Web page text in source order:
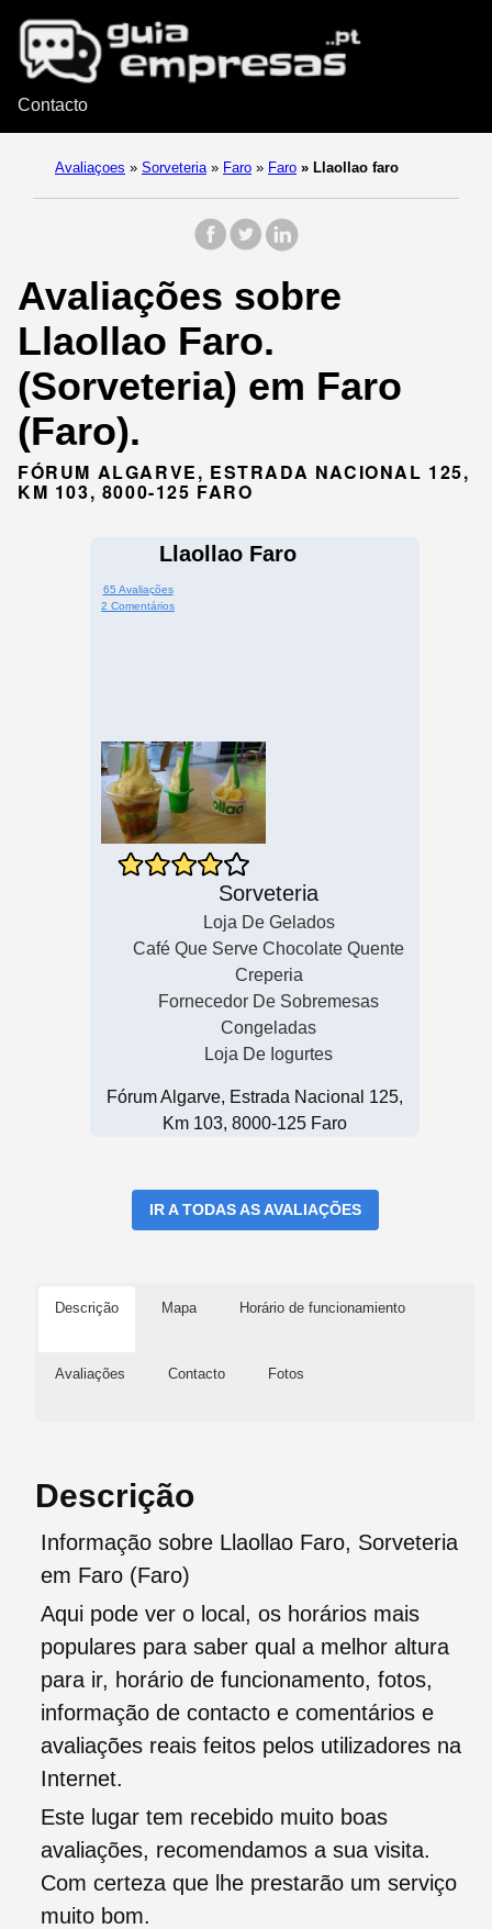
Contacto
Avaliaçoes » Sorveteria » Faro » Faro » Llaollao faro
Avaliações sobre
Llaollao Faro.
(Sorveteria) em Faro
(Faro).
FÓRUM ALGARVE, ESTRADA NACIONAL 125,
KM 103, 8000-125 FARO
Llaollao Faro
65 Avaliações
2 Comentários
Sorveteria
Loja De Gelados
Café Que Serve Chocolate Quente
Creperia
Fornecedor De Sobremesas
Congeladas
Loja De Iogurtes
Fórum Algarve, Estrada Nacional 125,
Km 103, 8000-125 Faro
IR A TODAS AS AVALIAÇÕES
Descrição Mapa Horário de funcionamiento
Avaliações Contacto Fotos
Descrição
Informação sobre Llaollao Faro, Sorveteria
em Faro (Faro)
Aqui pode ver o local, os horários mais
populares para saber qual a melhor altura
para ir, horário de funcionamento, fotos,
informação de contacto e comentários e
avaliações reais feitos pelos utilizadores na
Internet.
Este lugar tem recebido muito boas
avaliações, recomendamos a sua visita.
Com certeza que lhe prestarão um serviço
muito bom.